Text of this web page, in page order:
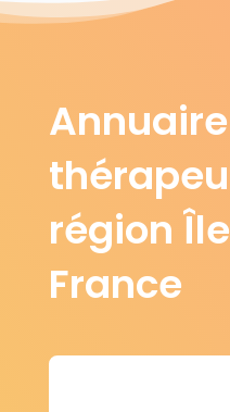
région
France